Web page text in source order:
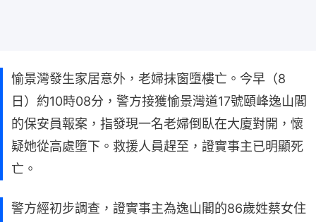
愉景灣發生家居意外，老婦抹窗墮樓亡。今早（8
日）約10時08分，警方接獲愉景灣道17號頤峰逸山閣
的保安員報案，指發現一名老婦倒臥在大廈對開，懷
疑她從高處墮下。救援人員趕至，證實事主已明顯死
亡。
警方經初步調查，證實事主為逸山閣的86歲姓蔡女住